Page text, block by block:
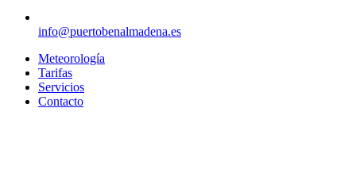
info@puertobenalmadena.es
Meteorología
Tarifas
Servicios
Contacto